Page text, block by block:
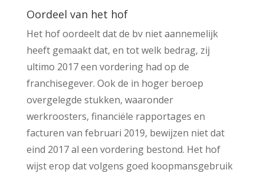
Oordeel van het hof
Het hof oordeelt dat de bv niet aannemelijk
heeft gemaakt dat, en tot welk bedrag, zij
ultimo 2017 een vordering had op de
franchisegever. Ook de in hoger beroep
overgelegde stukken, waaronder
werkroosters, financiële rapportages en
facturen van februari 2019, bewijzen niet dat
eind 2017 al een vordering bestond. Het hof
wijst erop dat volgens goed koopmansgebruik